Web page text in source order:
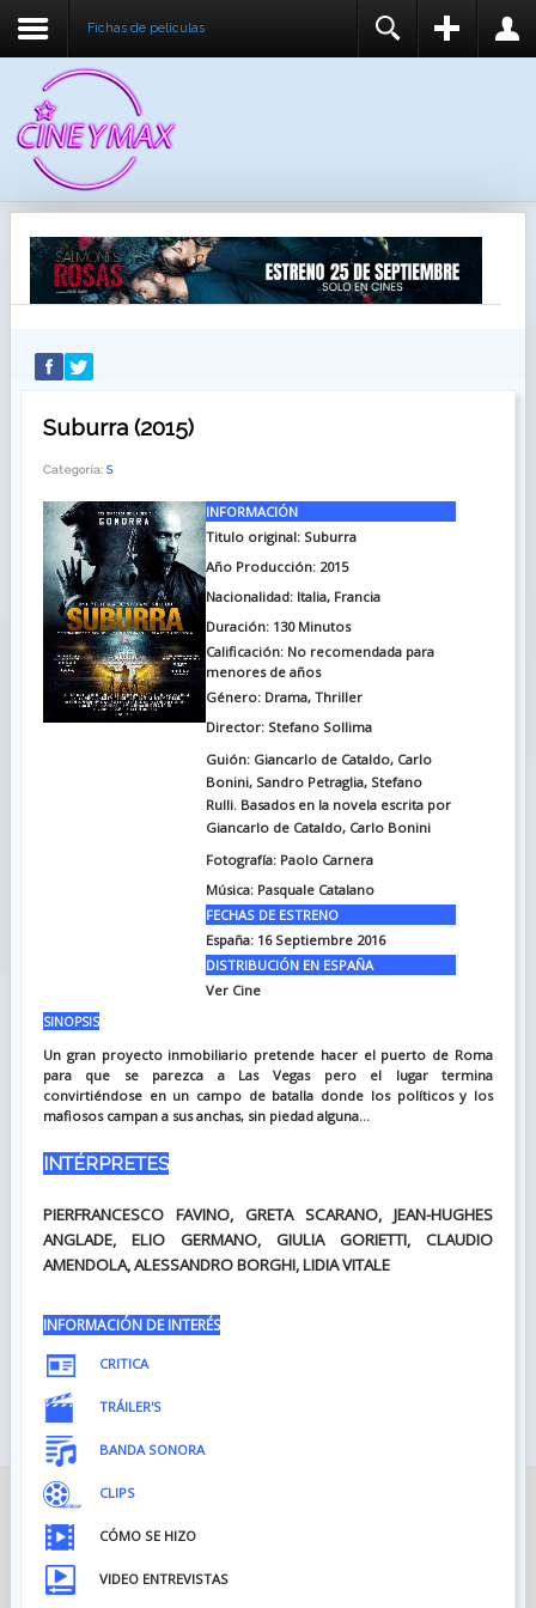
Fichas de peliculas
RECUÉRDEME
IDENTIFICARSE
REGISTER
Suburra (2015)
Categoría: S
INFORMACIÓN
Titulo original: Suburra
Año Producción: 2015
Nacionalidad: Italia, Francia
Duración: 130Minutos
Calificación: No recomendada para
menores de años
Género: Drama, Thriller
Director: Stefano Sollima
Guión: Giancarlo de Cataldo, Carlo
Bonini, Sandro Petraglia, Stefano
Rulli. Basados en la novela escrita por
Giancarlo de Cataldo, Carlo Bonini
Fotografía: Paolo Carnera
Música: Pasquale Catalano
FECHAS DE ESTRENO
España: 16 Septiembre 2016
DISTRIBUCIÓN EN ESPAÑA
Ver Cine
SINOPSIS
Un gran proyecto inmobiliario pretende hacer el puerto de Roma
para que se parezca a Las Vegas pero el lugar termina
convirtiéndose en un campo de batalla donde los políticos y los
mafiosos campan a sus anchas, sin piedad alguna...
INTÉRPRETES
PIERFRANCESCO FAVINO, GRETA SCARANO, JEAN-HUGHES
ANGLADE, ELIO GERMANO, GIULIA GORIETTI, CLAUDIO
AMENDOLA, ALESSANDRO BORGHI, LIDIA VITALE
INFORMACIÓN DE INTERÉS
CRITICA
TRÁILER'S
BANDA SONORA
CLIPS
CÓMO SE HIZO
VIDEO ENTREVISTAS